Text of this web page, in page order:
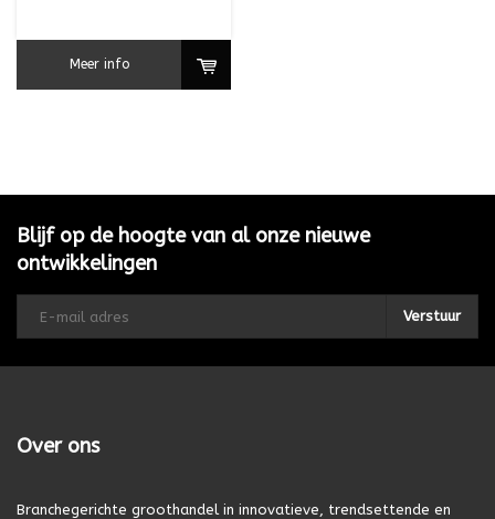
Meer info
Blijf op de hoogte van al onze nieuwe
ontwikkelingen
Verstuur
Over ons
Branchegerichte groothandel in innovatieve, trendsettende en